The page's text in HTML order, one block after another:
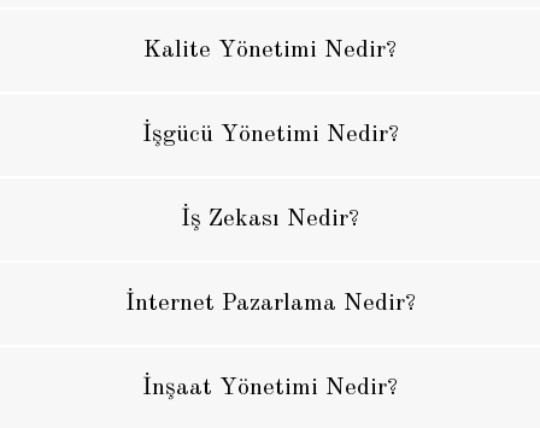
Kalite Yönetimi Nedir?
İşgücü Yönetimi Nedir?
İş Zekası Nedir?
İnternet Pazarlama Nedir?
İnşaat Yönetimi Nedir?